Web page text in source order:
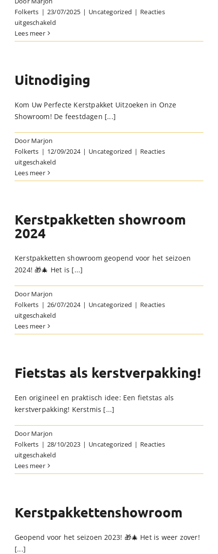
Folkerts | 23/07/2025 | Uncategorized | Reacties
uitgeschakeldvoor
Lees meer
Uitnodiging
Kom Uw Perfecte Kerstpakket Uitzoeken in Onze
Showroom! De feestdagen [...]
Door Marjon
Folkerts | 12/09/2024 | Uncategorized | Reacties
uitgeschakeldvoor
Lees meer
Kerstpakketten showroom
2024
Kerstpakketten showroom geopend voor het seizoen
2024! 🎁🎄 Het is [...]
Door Marjon
Folkerts | 26/07/2024 | Uncategorized | Reacties
uitgeschakeldvoor
showroom
Lees meer
Fietstas als kerstverpakking!
Een origineel en praktisch idee: Een fietstas als
kerstverpakking! Kerstmis [...]
Door Marjon
Folkerts | 28/10/2023 | Uncategorized | Reacties
uitgeschakeldvoor
als
Lees meer
Kerstpakkettenshowroom
Geopend voor het seizoen 2023! 🎁🎄 Het is weer zover!
[...]